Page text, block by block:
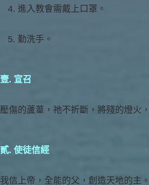
進入教會需戴上口罩。
勤洗手。
壹. 宣召
壓傷的蘆葦，祂不折斷，將殘的燈火
貳. 使徒信經
我信上帝，全能的父，創造天地的主。